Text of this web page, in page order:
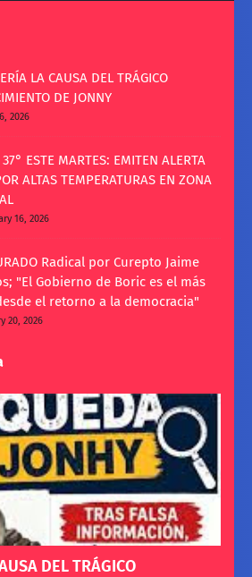
LA CAUSA DEL TRÁGICO
DE JONNY
2026
ESTE MARTES: EMITEN ALERTA
ALTAS TEMPERATURAS EN ZONA
16, 2026
Radical por Curepto Jaime
"El Gobierno de Boric es el más
el retorno a la democracia"
20, 2026
DEL TRÁGICO